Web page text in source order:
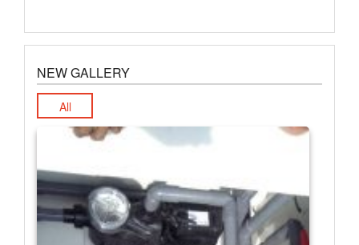
NEW GALLERY
All